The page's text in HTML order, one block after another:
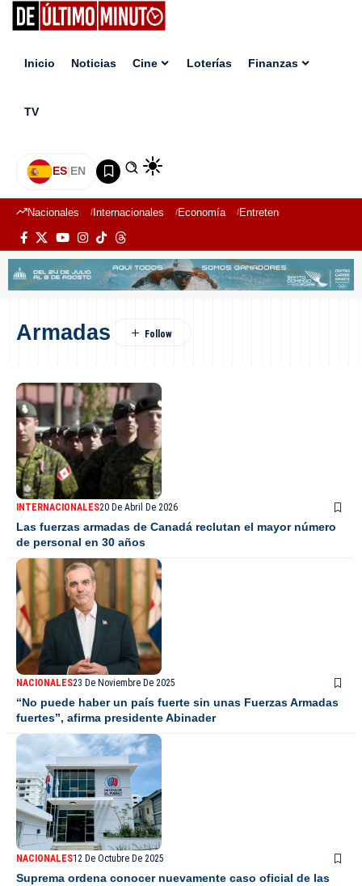
Inicio Noticias Cine Loterías Finanzas
TV
ES|EN
Nacionales Internacionales Economía Entretenimiento
Armadas
INTERNACIONALES20 De Abril De 2026
Las fuerzas armadas de Canadá reclutan el mayor número
de personal en 30 años
NACIONALES23 De Noviembre De 2025
“No puede haber un país fuerte sin unas Fuerzas Armadas
fuertes”, afirma presidente Abinader
NACIONALES12 De Octubre De 2025
Suprema ordena conocer nuevamente caso oficial de las